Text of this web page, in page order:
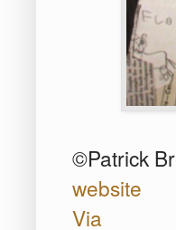
©Patrick
website
Via